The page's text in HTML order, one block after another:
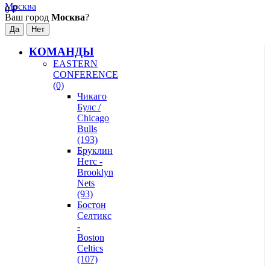
0₽
Москва
Ваш город Москва?
КОМАНДЫ
EASTERN
CONFERENCE
(0)
Чикаго
Булс /
Chicago
Bulls
(193)
Бруклин
Нетс -
Brooklyn
Nets
(93)
Бостон
Селтикс
-
Boston
Celtics
(107)